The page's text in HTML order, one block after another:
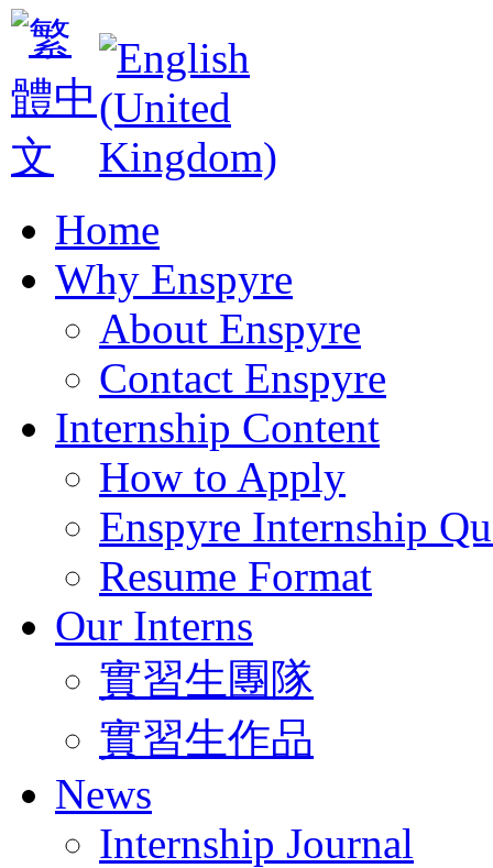
Home
Why Enspyre
About Enspyre
Contact Enspyre
Internship Content
How to Apply
Enspyre Internship
Resume Format
Our Interns
實習生團隊
實習生作品
News
Internship Journal